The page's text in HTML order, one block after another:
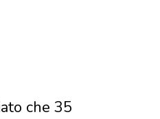
che 35